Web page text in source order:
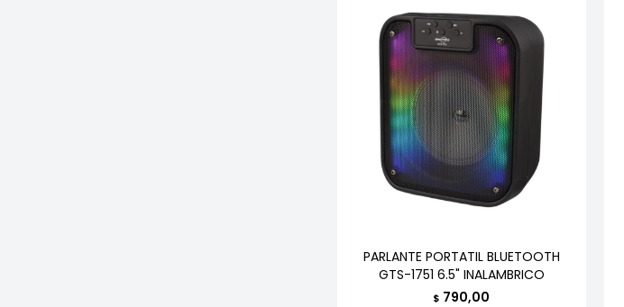
PARLANTE PORTATIL BLUETOOTH
GTS-1751 6.5" INALAMBRICO
$ 790,00